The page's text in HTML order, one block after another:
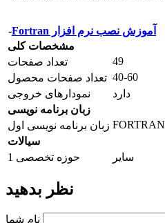
-
آموزش نصب نرم افزار Fortran
مشخصات کلی
تعداد صفحات
49
تعداد صفحات محصول 40-60
نمودارهای خروجی
دارد
زبان برنامه نویسی
زبان برنامه نویسی اول FORTRAN
سیالات
حوزه تخصصی 1
سایر
نظر بدهید
نام شما